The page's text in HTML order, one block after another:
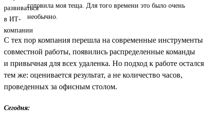
готовила моя теща. Для того времени это было очень
необычно.
С тех пор компания перешла на современные инструменты
совместной работы, появились распределенные команды
и привычная для всех удаленка. Но подход к работе остался
тем же: оценивается результат, а не количество часов,
проведенных за офисным столом.
Сегодня: